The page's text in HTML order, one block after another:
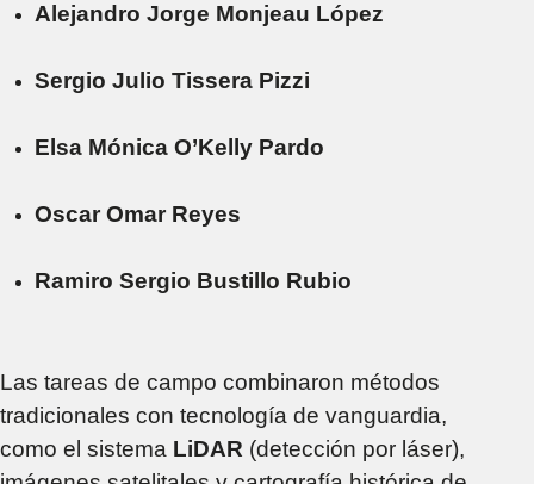
Alejandro Jorge Monjeau López
Sergio Julio Tissera Pizzi
Elsa Mónica O’Kelly Pardo
Oscar Omar Reyes
Ramiro Sergio Bustillo Rubio
Las tareas de campo combinaron métodos
tradicionales con tecnología de vanguardia,
como el sistema LiDAR (detección por láser),